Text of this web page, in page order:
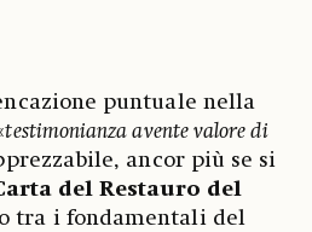
puntuale nella
testimonianza avente valore di
ancor più se si
del Restauro del
tra i fondamentali del